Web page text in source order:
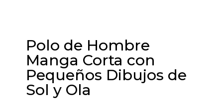
Polo de Hombre
Manga Corta con
Pequeños Dibujos de
Sol y Ola